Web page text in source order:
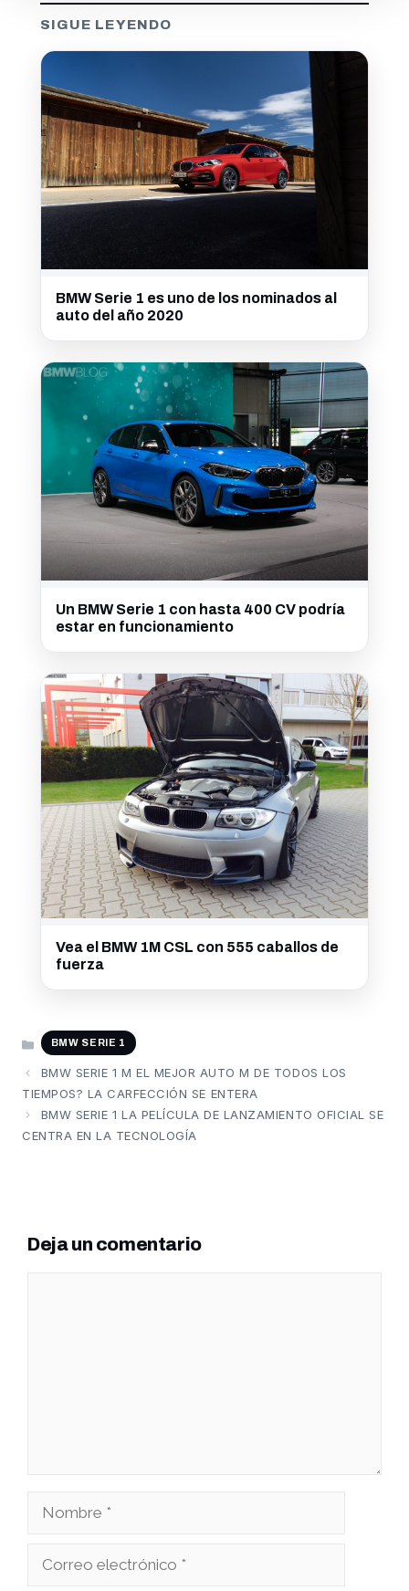
SIGUE LEYENDO
BMW Serie 1 es uno de los nominados al
auto del año 2020
Un BMW Serie 1 con hasta 400 CV podría
estar en funcionamiento
Vea el BMW 1M CSL con 555 caballos de
fuerza
CATEGORÍAS
BMW SERIE 1
BMW SERIE 1 M EL MEJOR AUTO M DE TODOS LOS
TIEMPOS? LA CARFECCIÓN SE ENTERA
BMW SERIE 1 LA PELÍCULA DE LANZAMIENTO OFICIAL SE
CENTRA EN LA TECNOLOGÍA
Deja un comentario
Nombre
Correo